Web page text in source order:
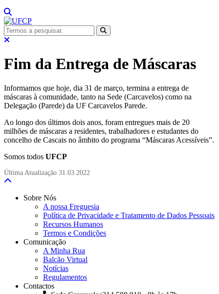
Fim da Entrega de Máscaras
Informamos que hoje, dia 31 de março, termina a entrega de
máscaras à comunidade, tanto na Sede (Carcavelos) como na
Delegação (Parede) da UF Carcavelos Parede.
Ao longo dos últimos dois anos, foram entregues mais de 20
milhões de máscaras a residentes, trabalhadores e estudantes do
concelho de Cascais no âmbito do programa “Máscaras Acessíveis”.
Somos todos UFCP
Última Atualização 31.03.2022
Sobre Nós
A nossa Freguesia
Política de Privacidade e Tratamento de Dados Pessoais
Recursos Humanos
Termos e Condições
Comunicação
A Minha Rua
Balcão Virtual
Notícias
Regulamentos
Contactos